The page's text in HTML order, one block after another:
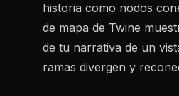
historia como nodos
de mapa de Twine
de tu narrativa de un
ramas divergen y